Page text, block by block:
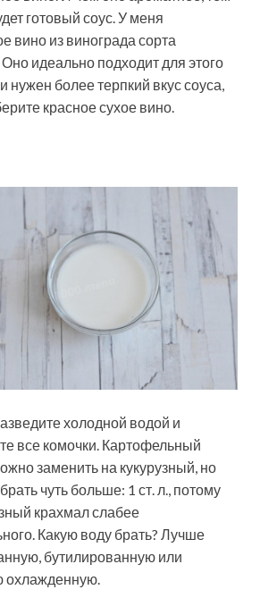
готовый соус. У меня
вино из винограда сорта
идеально подходит для этого
нужен более терпкий вкус соуса,
красное сухое вино.
холодной водой и
все комочки. Картофельный
заменить на кукурузный, но
чуть больше: 1 ст. л., потому
крахмал слабее
Какую воду брать? Лучше
бутилированную или
охлажденную.